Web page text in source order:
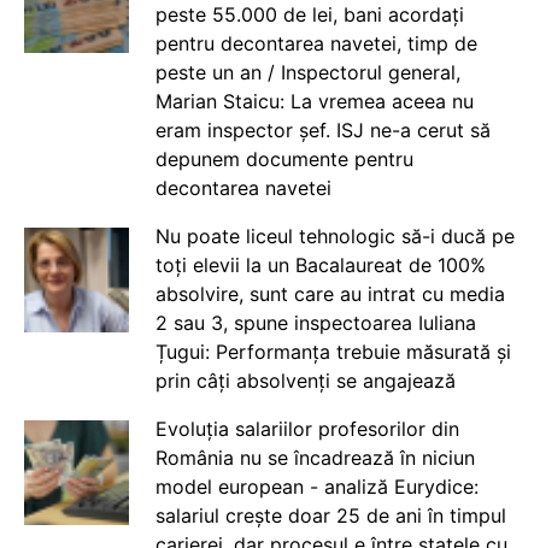
peste 55.000 de lei, bani acordați
pentru decontarea navetei, timp de
peste un an / Inspectorul general,
Marian Staicu: La vremea aceea nu
eram inspector șef. ISJ ne-a cerut să
depunem documente pentru
decontarea navetei
Nu poate liceul tehnologic să-i ducă pe
toți elevii la un Bacalaureat de 100%
absolvire, sunt care au intrat cu media
2 sau 3, spune inspectoarea Iuliana
Țugui: Performanța trebuie măsurată și
prin câți absolvenți se angajează
Evoluția salariilor profesorilor din
România nu se încadrează în niciun
model european - analiză Eurydice:
salariul crește doar 25 de ani în timpul